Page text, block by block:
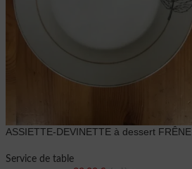
ASSIETTE-DEVINETTE à dessert FRÊNE
Service de table